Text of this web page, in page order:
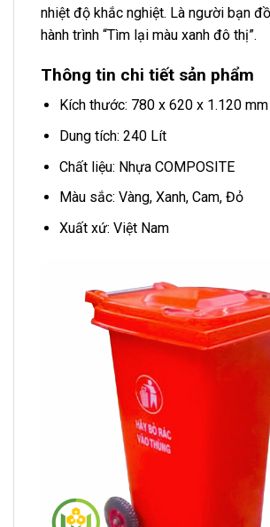
nhiệt độ khắc nghiệt. Là người bạn
hành trình “Tìm lại màu xanh đô thị”.
Thông tin chi tiết sản phẩm
Kích thước: 780 x 620 x 1.120 mm
Dung tích: 240 Lít
Chất liệu: Nhựa COMPOSITE
Màu sắc: Vàng, Xanh, Cam, Đỏ
Xuất xứ: Việt Nam